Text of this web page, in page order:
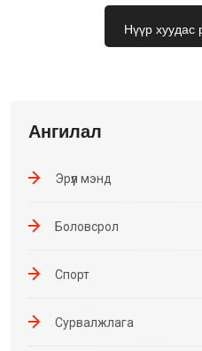
Нүүр хуудас
Ангилал
Эрүүл мэнд
Боловсрол
Спорт
Сурвалжлага